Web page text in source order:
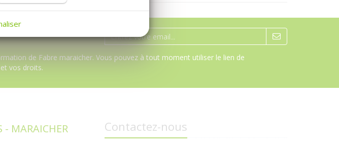
de Fabre maraicher. Vous pouvez à tout moment utiliser le lien de
vos droits.
- MARAICHER Contactez-nous